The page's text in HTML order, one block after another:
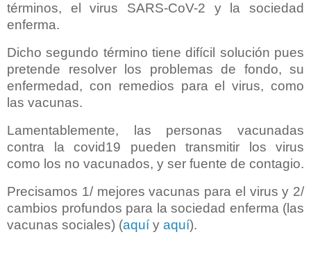
términos, el virus SARS-CoV-2 y la sociedad
enferma.
Dicho segundo término tiene difícil solución pues
pretende resolver los problemas de fondo, su
enfermedad, con remedios para el virus, como
las vacunas.
Lamentablemente, las personas vacunadas
contra la covid19 pueden transmitir los virus
como los no vacunados, y ser fuente de contagio.
Precisamos 1/ mejores vacunas para el virus y 2/
cambios profundos para la sociedad enferma (las
vacunas sociales) (aquí y aquí).